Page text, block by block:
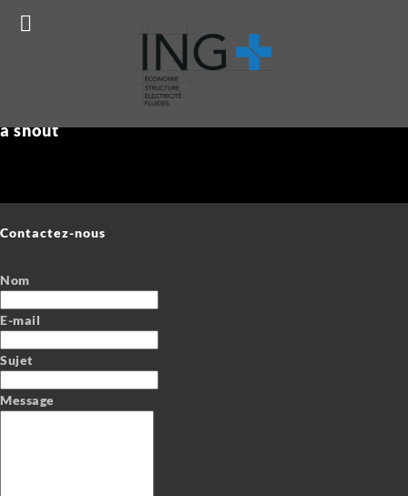
gratuite !
ING+ recrute sur différents pôles.
We're ready to solve any design problem...give us
a shout
Contactez-nous
Nom
E-mail
Sujet
Message